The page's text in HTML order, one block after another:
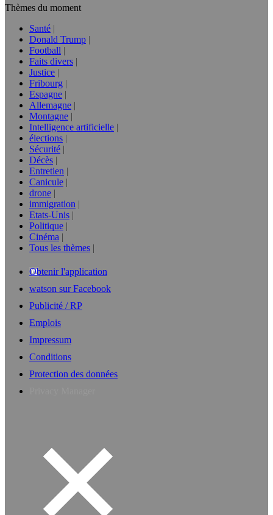
Thèmes du moment
Santé
Donald Trump
Football
Faits divers
Justice
Fribourg
Espagne
Allemagne
Montagne
Intelligence artificielle
élections
Sécurité
Décès
Entretien
Canicule
drone
immigration
Etats-Unis
Politique
Cinéma
Tous les thèmes
Obtenir l'application
watson sur Facebook
Publicité / RP
Emplois
Impressum
Conditions
Protection des données